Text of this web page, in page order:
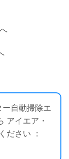
ー自動掃除エ
アイエア・
ださい ：